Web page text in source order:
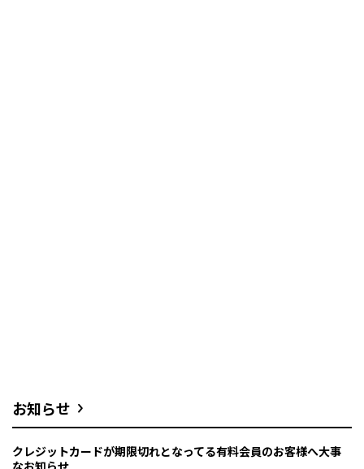
お知らせ
クレジットカードが期限切れとなってる有料会員のお客様へ大事